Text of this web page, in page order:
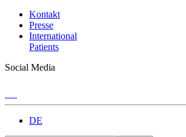
Kontakt
Presse
International
Patients
Social Media
DE